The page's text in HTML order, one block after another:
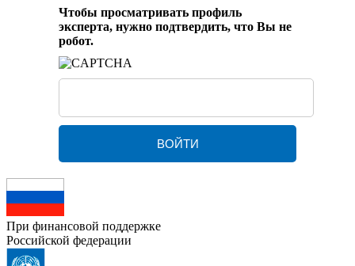
Чтобы просматривать профиль
эксперта, нужно подтвердить, что Вы не
робот.
При финансовой поддержке
Российской федерации